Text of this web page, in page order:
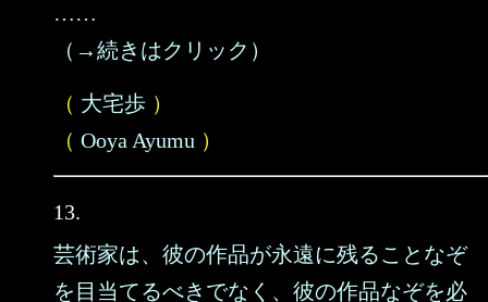
……
（→続きはクリック）
（ 大宅歩 ）
（ Ooya Ayumu ）
13.
芸術家は、彼の作品が永遠に残ることなぞ
を目当てるべきでなく、彼の作品なぞを必